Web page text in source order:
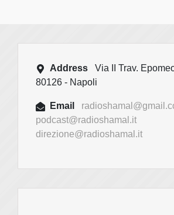
Address
Via II Trav.
80126 - Napoli
Email
podcast@radioshamal.it
direzione@radioshamal.it